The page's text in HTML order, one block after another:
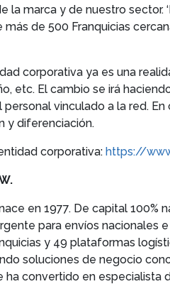
la marca y de nuestro sector.
de 500 Franquicias
corporativa ya es una
etc. El cambio se irá
vinculado a la red.
y diferenciación.
corporativa: https://
en 1977. De capital
para envíos nacionales
y 49 plataformas
soluciones de negocio
ha convertido en especialista